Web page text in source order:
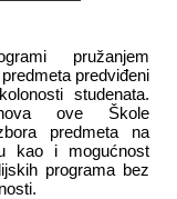
pružanjem
predviđeni
studenata.
ove Škole
predmeta na
kao i mogućnost
programa bez